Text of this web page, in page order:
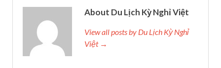
About Du Lịch Kỳ Nghỉ Việt
View all posts by Du Lịch Kỳ Nghỉ
Việt →